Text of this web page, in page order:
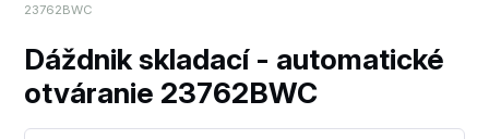
23762BWC
Dáždnik skladací - automatické
otváranie 23762BWC